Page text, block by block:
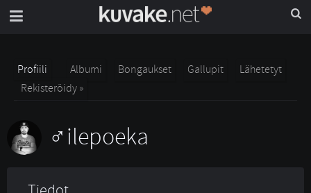
Profiili Albumi Bongaukset Gallupit
Lähetetyt
Rekisteröidy »
ilepoeka